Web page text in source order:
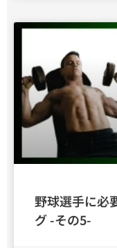
野球選手に必
グ -その5-